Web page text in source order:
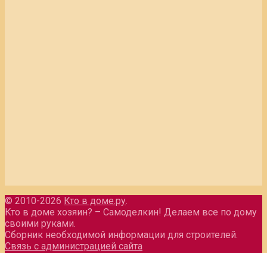
© 2010-2026 Кто в доме.ру.
Кто в доме хозяин? – Самоделкин! Делаем все по дому
своими руками.
Сборник необходимой информации для строителей.
Связь с администрацией сайта